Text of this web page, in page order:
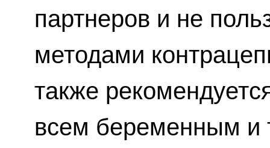
партнеров и не
методами
также
всем беременным и